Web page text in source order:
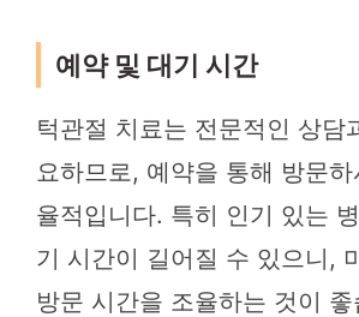
예약 및 대기 시간
턱관절 치료는 전문적인 상담
요하므로, 예약을 통해 방문
율적입니다. 특히 인기 있는
기 시간이 길어질 수 있으니,
방문 시간을 조율하는 것이 좋